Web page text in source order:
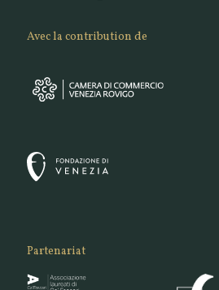
Avec la contribution de
Partenariat